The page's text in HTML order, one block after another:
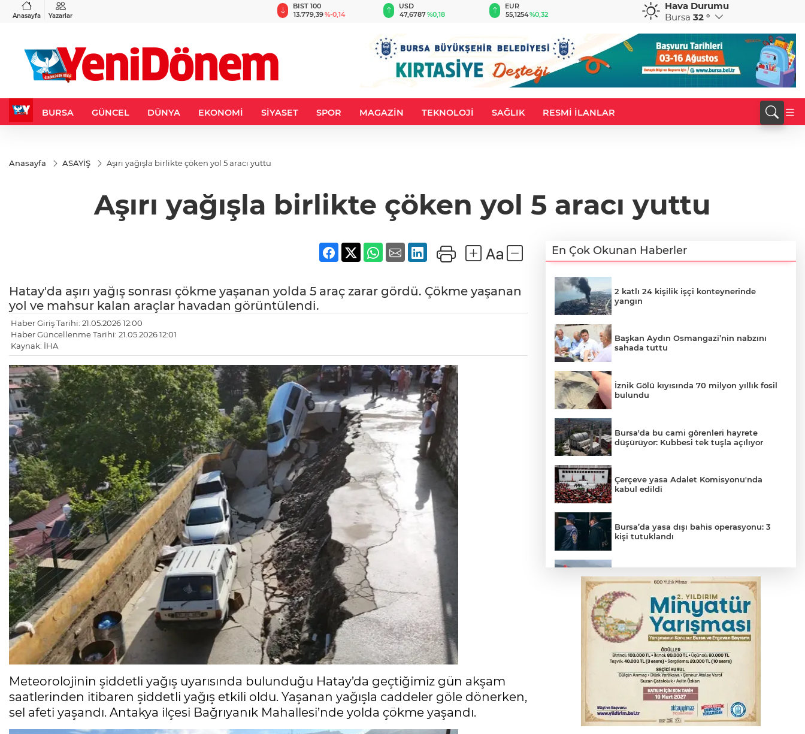
Anasayfa Yazarlar
%-0,22
BIST 100
13.779,39%-0,14
USD
47,6787%0,18
EUR
55,1254%0,32 %0,38
CHF
59,0083
Hava Durumu
Bursa 32 °
BURSA GÜNCEL DÜNYA EKONOMİ SİYASET SPOR MAGAZİN TEKNOLOJİ SAĞLIK RESMİ İLANLAR
Anasayfa ASAYİŞ Aşırı yağışla birlikte çöken yol 5 aracı yuttu
Aşırı yağışla birlikte çöken yol 5 aracı yuttu
Hatay'da aşırı yağış sonrası çökme yaşanan yolda 5 araç zarar gördü. Çökme yaşanan
yol ve mahsur kalan araçlar havadan görüntülendi.
Haber Giriş Tarihi: 21.05.2026 12:00
Haber Güncellenme Tarihi: 21.05.2026 12:01
Kaynak: İHA
Meteorolojinin şiddetli yağış uyarısında bulunduğu Hatay’da geçtiğimiz gün akşam
saatlerinden itibaren şiddetli yağış etkili oldu. Yaşanan yağışla caddeler göle dönerken,
sel afeti yaşandı. Antakya ilçesi Bağrıyanık Mahallesi’nde yolda çökme yaşandı.
En Çok Okunan Haberler
2 katlı 24 kişilik işçi konteynerinde
yangın
Başkan Aydın Osmangazi’nin nabzını
sahada tuttu
İznik Gölü kıyısında 70 milyon yıllık fosil
bulundu
Bursa'da bu cami görenleri hayrete
düşürüyor: Kubbesi tek tuşla açılıyor
Çerçeve yasa Adalet Komisyonu'nda
kabul edildi
Bursa’da yasa dışı bahis operasyonu: 3
kişi tutuklandı
THY temmuzda yolcu rekoru kırdı
Trabzonspor'da Folcarelli ameliyat oldu
Serbest piyasada döviz fiyatları
6. Perseid Meteor Yağmuru Gözlem
Etkinliği Karacabey'de gökyüzü
tutkunlarını buluşturacak